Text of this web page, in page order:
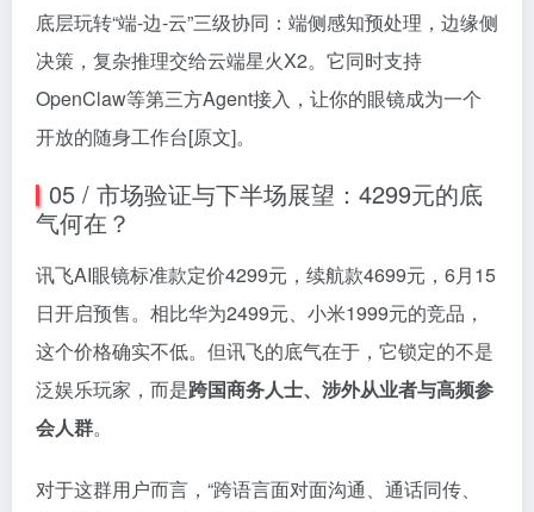
底层玩转“端-边-云”三级协同：端侧感知预处理，边缘侧
决策，复杂推理交给云端星火X2。它同时支持
OpenClaw等第三方Agent接入，让你的眼镜成为一个
开放的随身工作台[原文]。
05 / 市场验证与下半场展望：4299元的底
气何在？
讯飞AI眼镜标准款定价4299元，续航款4699元，6月15
日开启预售。相比华为2499元、小米1999元的竞品，
这个价格确实不低。但讯飞的底气在于，它锁定的不是
泛娱乐玩家，而是跨国商务人士、涉外从业者与高频参
会人群。
对于这群用户而言，“跨语言面对面沟通、通话同传、